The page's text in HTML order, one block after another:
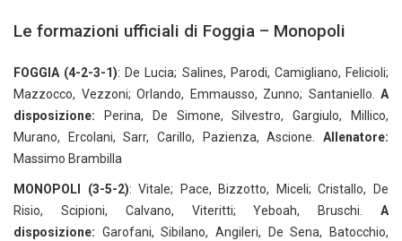
Le formazioni ufficiali di Foggia – Monopoli
FOGGIA (4-2-3-1): De Lucia; Salines, Parodi, Camigliano, Felicioli;
Mazzocco, Vezzoni; Orlando, Emmausso, Zunno; Santaniello. A
disposizione: Perina, De Simone, Silvestro, Gargiulo, Millico,
Murano, Ercolani, Sarr, Carillo, Pazienza, Ascione. Allenatore:
Massimo Brambilla
MONOPOLI (3-5-2): Vitale; Pace, Bizzotto, Miceli; Cristallo, De
Risio, Scipioni, Calvano, Viteritti; Yeboah, Bruschi. A
disposizione: Garofani, Sibilano, Angileri, De Sena, Batocchio,